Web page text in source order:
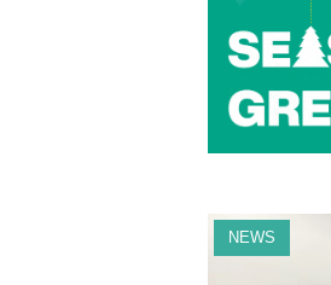
NEWS